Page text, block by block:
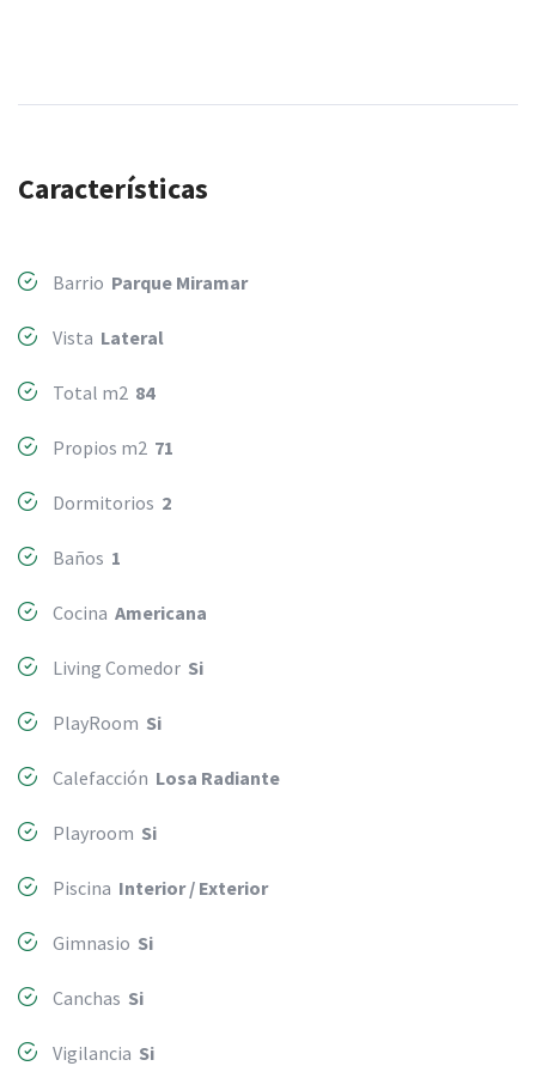
Características
Barrio Parque Miramar
Vista Lateral
Total m2 84
Propios m2 71
Dormitorios 2
Baños 1
Cocina Americana
Living Comedor Si
PlayRoom Si
Calefacción Losa Radiante
Playroom Si
Piscina Interior / Exterior
Gimnasio Si
Canchas Si
Vigilancia Si